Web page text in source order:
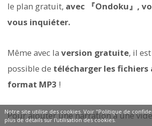
le plan gratuit, avec 『Ondoku』,
vous inquiéter.
Même avec la version gratuite, il
possible de télécharger les fichiers
format MP3 !
Pour ajouter une narration à une
Notre site utilise des cookies. Voir "Politique de
plus de détails sur l'utilisation des cookies.